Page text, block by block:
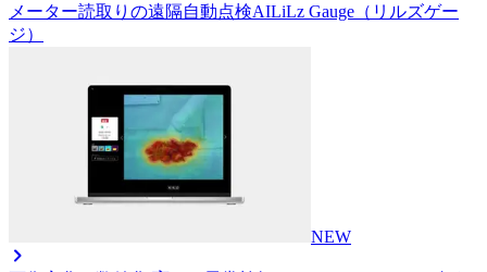
メーター読取りの遠隔自動点検AILiLz Gauge（リルズゲー
ジ）
NEW